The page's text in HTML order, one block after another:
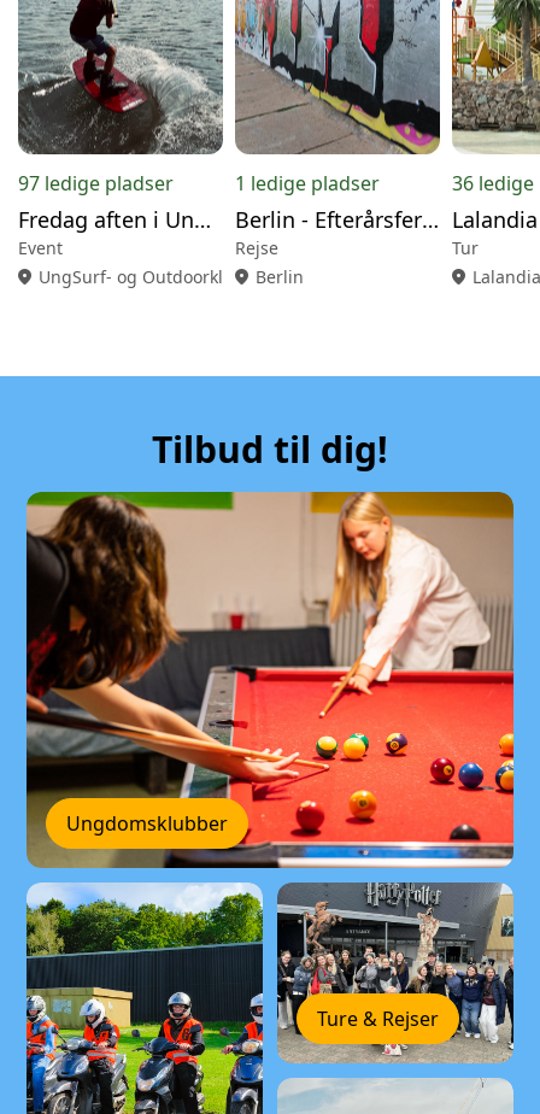
97 ledige pladser
Fredag aften i UngSurf Klubben
Event
location_on UngSurf- og Outdoorklub
1 ledige pladser
Berlin - Efterårsferien 2026
Rejse
location_on Berlin
36
Tur
location_on
Tilbud til dig!
Ungdomsklubber
Ture & Rejser